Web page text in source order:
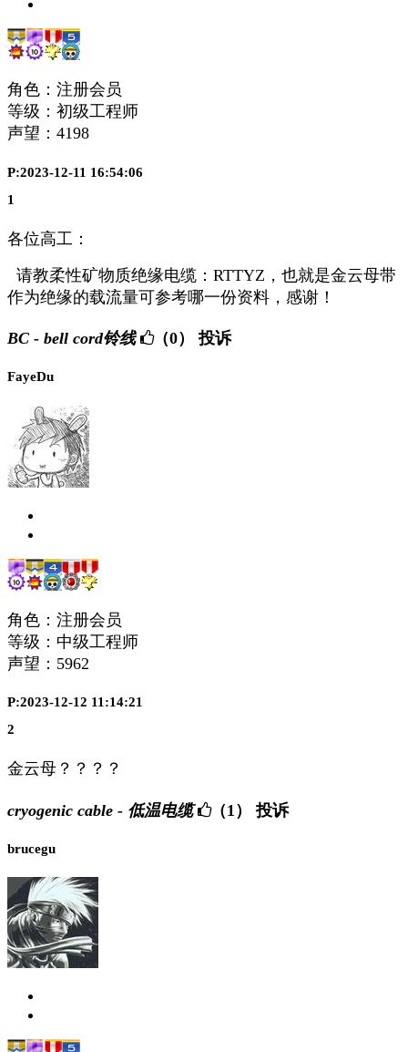
角色：注册会员
等级：初级工程师
声望： 4198
P:2023-12-11 16:54:06
1
各位高工：
请教柔性矿物质绝缘电缆：RTTYZ，也就是金云母带
作为绝缘的载流量可参考哪一份资料，感谢！
BC - bell cord铃线 （0） 投诉
FayeDu
角色：注册会员
等级：中级工程师
声望： 5962
P:2023-12-12 11:14:21
2
金云母？？？？
cryogenic cable - 低温电缆 （1） 投诉
brucegu